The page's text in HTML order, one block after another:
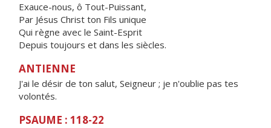
Exauce-nous, ô Tout-Puissant,
Par Jésus Christ ton Fils unique
Qui règne avec le Saint-Esprit
Depuis toujours et dans les siècles.
ANTIENNE
J'ai le désir de ton salut, Seigneur ; je n'oublie pas tes
volontés.
PSAUME : 118-22